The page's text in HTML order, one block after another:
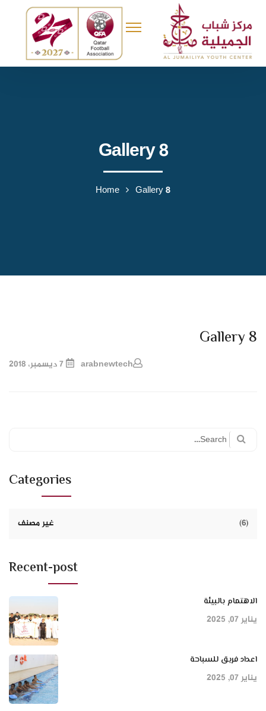
Gallery 8
Home Gallery 8
Gallery 8
arabnewtech 7 ديسمبر، 2018
Search
Categories
غير مصنف (6)
Recent-post
الاهتمام بالبيئة
يناير 07, 2025
اعداد فريق للسباحة
يناير 07, 2025